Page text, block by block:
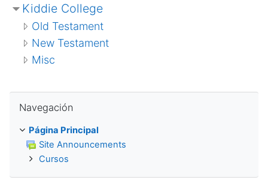
Kiddie College
Old Testament
New Testament
Misc
Navegación
Página Principal
Site Announcements
Cursos